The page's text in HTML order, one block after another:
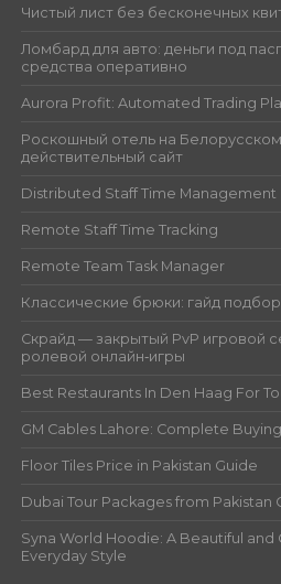
Чистый лист без бесконечных
Ломбард для авто: деньги под
средства оперативно
Aurora Profit: Automated Trading
Роскошный отель на
действительный сайт
Distributed Staff Time Management
Remote Staff Time Tracking
Remote Team Task Manager
Классические брюки: гайд
Скрайд — закрытый PvP игровой
ролевой онлайн‑игры
Best Restaurants In Den Haag For
GM Cables Lahore: Complete
Floor Tiles Price in Pakistan Guide
Dubai Tour Packages from Pakistan
Syna World Hoodie: A Beautiful
Everyday Style